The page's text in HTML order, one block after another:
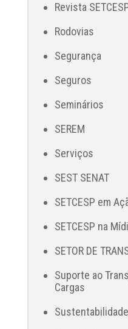
Revista
Rodovias
Segurança
Seguros
Seminários
SEREM
Serviços
SEST SENAT
SETCESP em
SETCESP na
SETOR DE
Suporte ao
Cargas
Sustentabilidade